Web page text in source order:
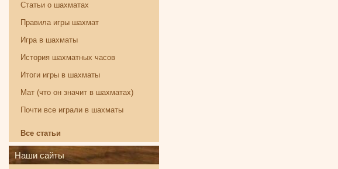
Статьи о шахматах
Правила игры шахмат
Игра в шахматы
История шахматных часов
Итоги игры в шахматы
Мат (что он значит в шахматах)
Почти все играли в шахматы
Все статьи
Наши сайты